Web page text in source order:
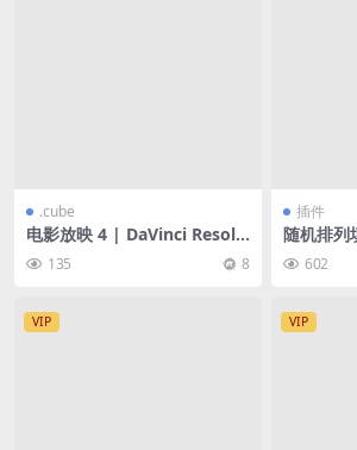
.cube
电影放映 4 | DaVinci Resolv
e PowerGrade + LUT【含中
文字幕教程】
135 8
插件
随机排列
haos
602
VIP VIP